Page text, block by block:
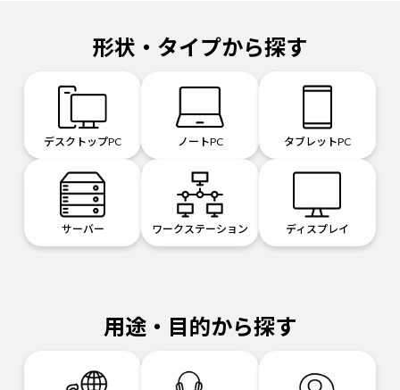
形状・タイプから探す
デスクトップPC ノートPC タブレットPC
サーバー ワークステーション ディスプレイ
用途・目的から探す